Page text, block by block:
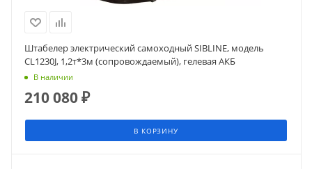
Штабелер электрический самоходный SIBLINE, модель
CL1230J, 1,2т*3м (сопровождаемый), гелевая АКБ
В наличии
210 080₽
В КОРЗИНУ